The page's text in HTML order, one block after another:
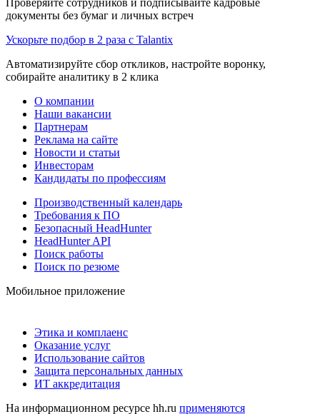
документы без бумаг и личных встреч
Ускорьте подбор в 2 раза с Talantix
Автоматизируйте сбор откликов, настройте воронку,
собирайте аналитику в 2 клика
О компании
Наши вакансии
Партнерам
Реклама на сайте
Новости и статьи
Инвесторам
Кандидаты по профессиям
Производственный календарь
Требования к ПО
Безопасный HeadHunter
HeadHunter API
Поиск работы
Поиск по резюме
Мобильное приложение
Этика и комплаенс
Оказание услуг
Использование сайтов
Защита персональных данных
ИТ аккредитация
На информационном ресурсе hh.ru применяются